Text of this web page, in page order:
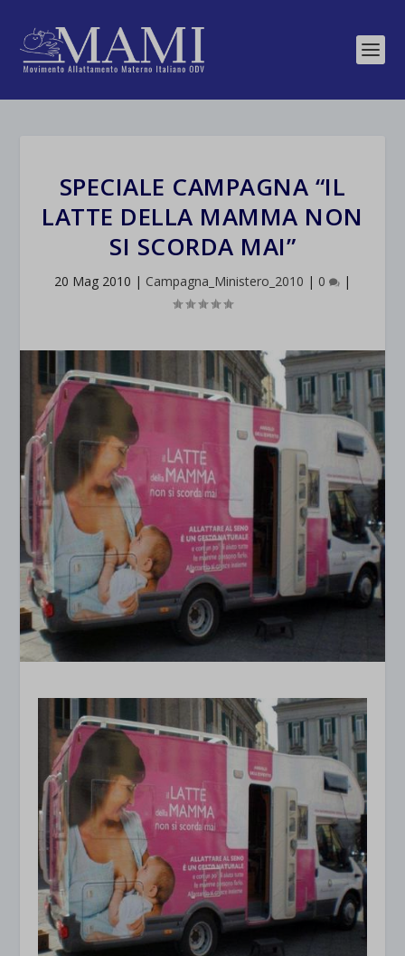
SPECIALE CAMPAGNA “IL
LATTE DELLA MAMMA NON
SI SCORDA MAI”
20 Mag 2010 | Campagna_Ministero_2010 | 0 |